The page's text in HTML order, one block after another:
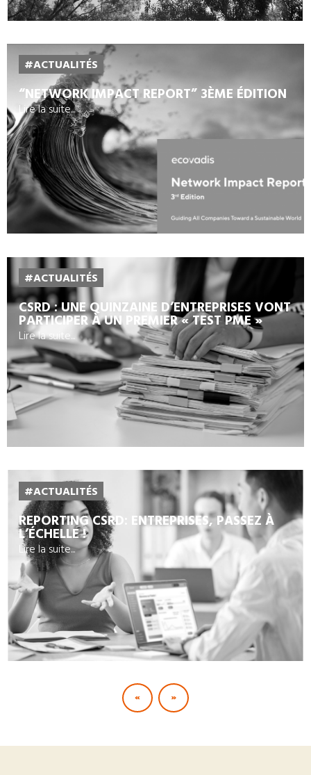
#ACTUALITÉS
“NETWORK IMPACT REPORT” 3ÈME ÉDITION
Lire la suite...
#ACTUALITÉS
CSRD : UNE QUINZAINE D’ENTREPRISES VONT
PARTICIPER À UN PREMIER « TEST PME »
Lire la suite...
#ACTUALITÉS
REPORTING CSRD: ENTREPRISES, PASSEZ À
L’ÉCHELLE !
Lire la suite...
« »